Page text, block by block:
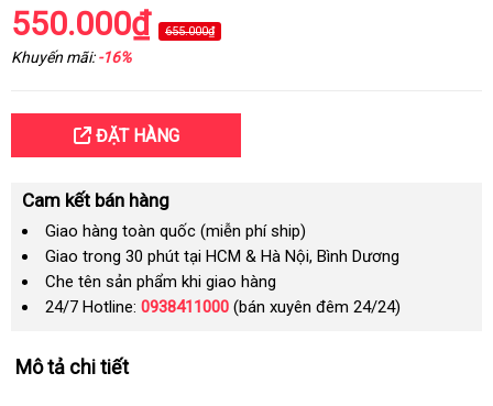
550.000₫ 655.000₫
Khuyến mãi:-16%
ĐẶT HÀNG
Cam kết bán hàng
Giao hàng toàn quốc (miễn phí ship)
Giao trong 30 phút tại HCM & Hà Nội, Bình Dương
Che tên sản phẩm khi giao hàng
24/7 Hotline: 0938411000 (bán xuyên đêm 24/24)
Mô tả chi tiết